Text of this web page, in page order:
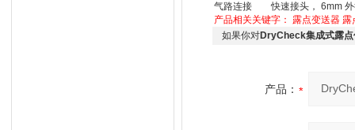
气路连接
快速接头， 6mm
产品相关关键字： 露点变送器 露
如果你对DryCheck集成式露点
产品：